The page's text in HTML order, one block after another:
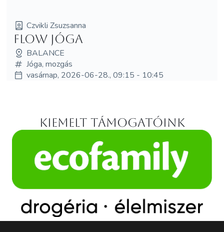
Czvikli Zsuzsanna
Flow jóga
BALANCE
Jóga, mozgás
vasárnap, 2026-06-28., 09:15 - 10:45
Kiemelt támogatóink